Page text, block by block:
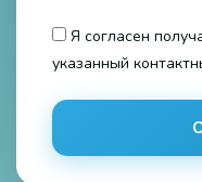
Я согласен
указанный